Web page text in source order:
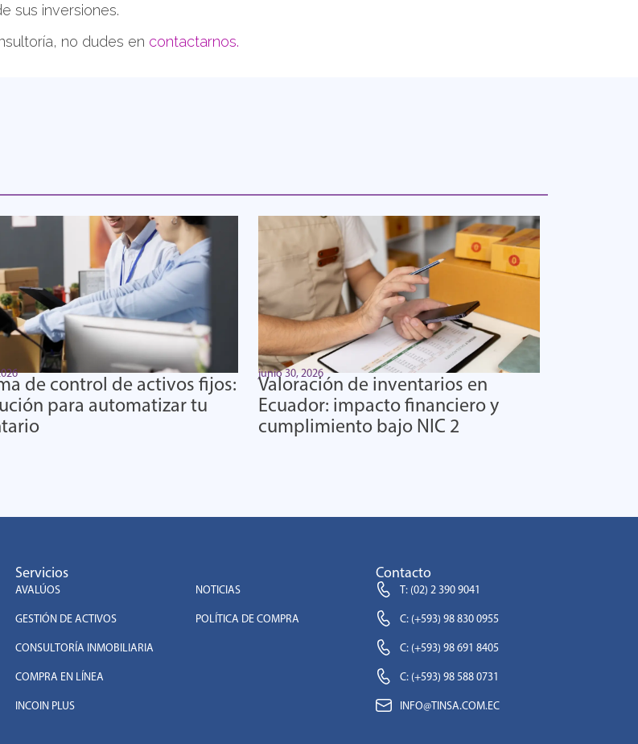
sus inversiones.
no dudes en contactarnos.
de control de activos fijos:
para automatizar tu
junio 30, 2026
Valoración de inventarios en
Ecuador: impacto financiero y
cumplimiento bajo NIC 2
Servicios
AVALÚOS
GESTIÓN DE ACTIVOS
CONSULTORÍA INMOBILIARIA
COMPRA EN LÍNEA
INCOIN PLUS
NOTICIAS
POLÍTICA DE COMPRA
Contacto
T: (02) 2 390 9041
C: (+593) 98 830 0955
C: (+593) 98 691 8405
C: (+593) 98 588 0731
INFO@TINSA.COM.EC